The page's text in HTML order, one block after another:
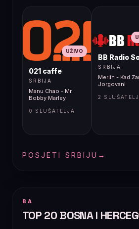
UŽIVO
021 caffe
SRBIJA
Manu Chao - Mr.
Bobby Marley
0 SLUŠATELJA
BB Radio
SRBIJA
Merlin - Kad
Jorgovani
2
POSJETI SRBIJU →
BA
TOP 20 BOSNA I